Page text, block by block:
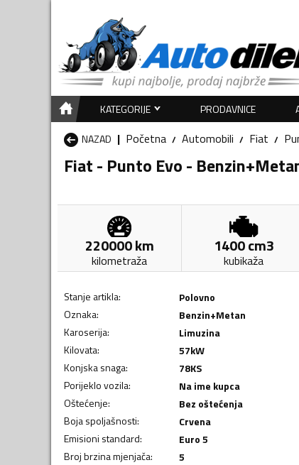
KATEGORIJE PRODAVNICE
NAZAD
Početna Automobili Fiat
Fiat - Punto Evo -
220000km
kilometraža
1400cm3
kubikaža
Stanje artikla:
Polovno
Oznaka:
Benzin+Metan
Karoserija:
Limuzina
Kilovata: 57kW
Konjska snaga: 78KS
Porijeklo vozila:
Na ime kupca
Oštećenje:
Bez oštećenja
Boja spoljašnosti:
Crvena
Emisioni standard:
Euro 5
Broj brzina mjenjača:
5